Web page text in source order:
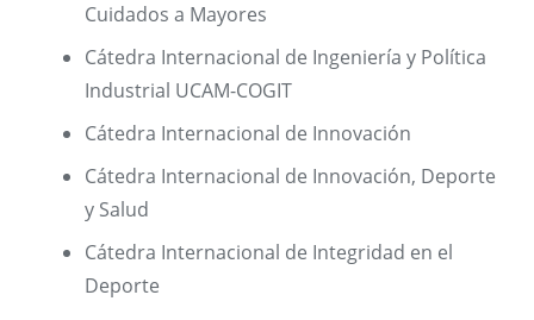
Cuidados a Mayores
Cátedra Internacional de Ingeniería y Política
Industrial UCAM-COGIT
Cátedra Internacional de Innovación
Cátedra Internacional de Innovación, Deporte
y Salud
Cátedra Internacional de Integridad en el
Deporte